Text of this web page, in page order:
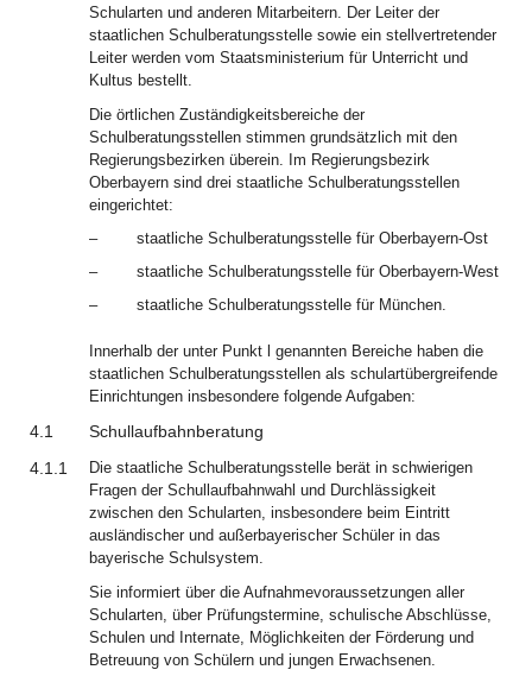
Schularten und anderen Mitarbeitern. Der Leiter der
staatlichen Schulberatungsstelle sowie ein stellvertretender
Leiter werden vom Staatsministerium für Unterricht und
Kultus bestellt.
Die örtlichen Zuständigkeitsbereiche der
Schulberatungsstellen stimmen grundsätzlich mit den
Regierungsbezirken überein. Im Regierungsbezirk
Oberbayern sind drei staatliche Schulberatungsstellen
eingerichtet:
–
staatliche Schulberatungsstelle für Oberbayern-Ost
–
staatliche Schulberatungsstelle für Oberbayern-West
–
staatliche Schulberatungsstelle für München.
Innerhalb der unter Punkt l genannten Bereiche haben die
staatlichen Schulberatungsstellen als schulartübergreifende
Einrichtungen insbesondere folgende Aufgaben:
4.1
Schullaufbahnberatung
4.1.1
Die staatliche Schulberatungsstelle berät in schwierigen
Fragen der Schullaufbahnwahl und Durchlässigkeit
zwischen den Schularten, insbesondere beim Eintritt
ausländischer und außerbayerischer Schüler in das
bayerische Schulsystem.
Sie informiert über die Aufnahmevoraussetzungen aller
Schularten, über Prüfungstermine, schulische Abschlüsse,
Schulen und Internate, Möglichkeiten der Förderung und
Betreuung von Schülern und jungen Erwachsenen.